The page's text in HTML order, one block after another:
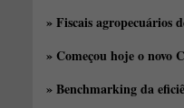
» Fiscais agropecuários
» Começou hoje o novo
» Benchmarking da